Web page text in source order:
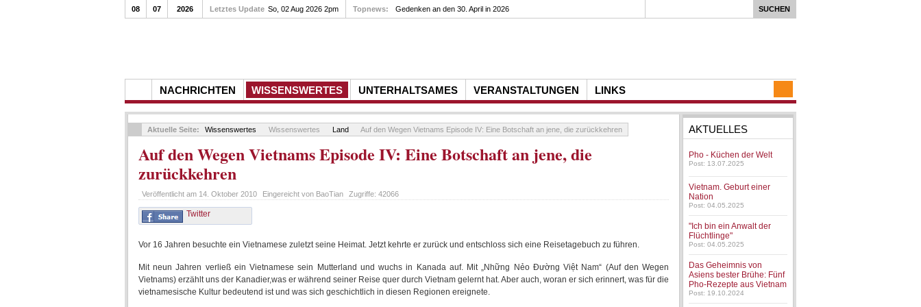
NACHRICHTEN WISSENSWERTES UNTERHALTSAMES VERANSTALTUNGEN LINKS
08 07 2026 Letztes Update So, 02 Aug 2026 2pm Topnews: Gedenken an den 30. April in 2026
Aktuelle Seite: Wissenswertes Wissenswertes Land Auf den Wegen Vietnams Episode IV: Eine Botschaft an jene, die zurückkehren
Auf den Wegen Vietnams Episode IV: Eine Botschaft an jene, die
zurückkehren
Veröffentlicht am 14. Oktober 2010 Eingereicht von BaoTian Zugriffe: 42066
Twitter
Vor 16 Jahren besuchte ein Vietnamese zuletzt seine Heimat. Jetzt kehrte er zurück und entschloss sich eine Reisetagebuch zu führen.
Mit neun Jahren verließ ein Vietnamese sein Mutterland und wuchs in Kanada auf. Mit „Những Nẻo Đường Việt Nam“ (Auf den Wegen
Vietnams) erzählt uns der Kanadier,was er während seiner Reise quer durch Vietnam gelernt hat. Aber auch, woran er sich erinnert, was für die
vietnamesische Kultur bedeutend ist und was sich geschichtlich in diesen Regionen ereignete.
AKTUELLES
Pho - Küchen der Welt
Post: 13.07.2025
Vietnam. Geburt einer
Nation
Post: 04.05.2025
"Ich bin ein Anwalt der
Flüchtlinge"
Post: 04.05.2025
Das Geheimnis von
Asiens bester Brühe: Fünf
Pho-Rezepte aus Vietnam
Post: 19.10.2024